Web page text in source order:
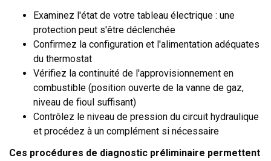
Examinez l'état de votre tableau électrique : une
protection peut s'être déclenchée
Confirmez la configuration et l'alimentation adéquates
du thermostat
Vérifiez la continuité de l'approvisionnement en
combustible (position ouverte de la vanne de gaz,
niveau de fioul suffisant)
Contrôlez le niveau de pression du circuit hydraulique
et procédez à un complément si nécessaire
Ces procédures de diagnostic préliminaire permettent